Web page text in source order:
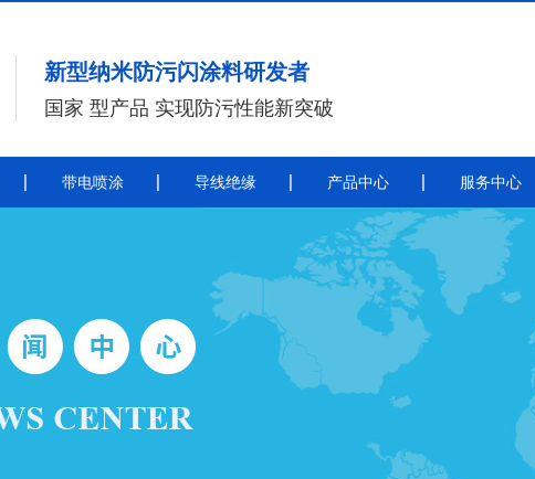
新型纳米防污闪涂料研发者
国家 型产品 实现防污性能新突破
带电喷涂 导线绝缘 产品中心
带电喷涂
带电喷涂防污闪涂料
服务中心